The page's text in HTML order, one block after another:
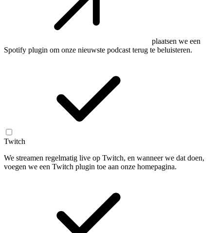
plaatsen we een
Spotify plugin om onze nieuwste podcast terug te beluisteren.
Twitch
We streamen regelmatig live op Twitch, en wanneer we dat doen,
voegen we een Twitch plugin toe aan onze homepagina.